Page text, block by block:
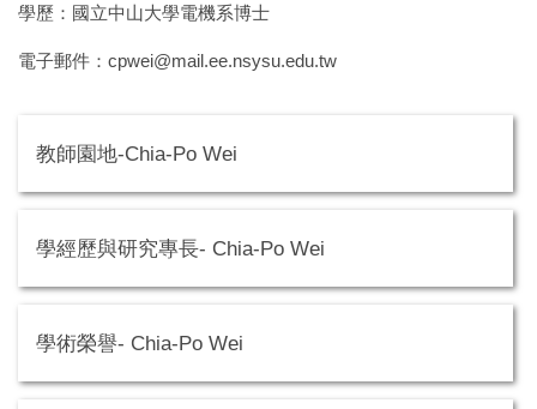
學歷：國立中山大學電機系博士
電子郵件：cpwei@mail.ee.nsysu.edu.tw
教師園地-Chia-Po Wei
學經歷與研究專長- Chia-Po Wei
學術榮譽- Chia-Po Wei